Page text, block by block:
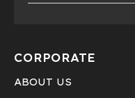
CORPORATE
ABOUT US